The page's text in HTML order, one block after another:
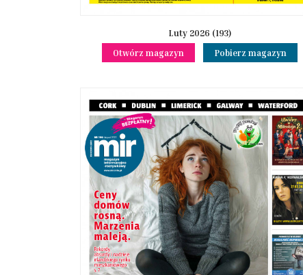
Luty 2026 (193)
Otwórz magazyn
Pobierz magazyn